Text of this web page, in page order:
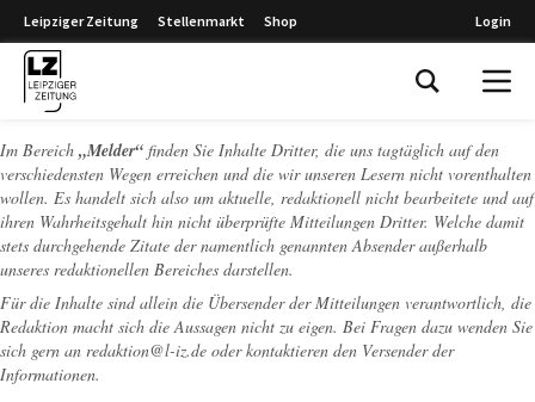
Leipziger Zeitung Stellenmarkt Shop Login
Im Bereich „Melder“ finden Sie Inhalte Dritter, die uns tagtäglich auf den
verschiedensten Wegen erreichen und die wir unseren Lesern nicht vorenthalten
wollen. Es handelt sich also um aktuelle, redaktionell nicht bearbeitete und auf
ihren Wahrheitsgehalt hin nicht überprüfte Mitteilungen Dritter. Welche damit
stets durchgehende Zitate der namentlich genannten Absender außerhalb
unseres redaktionellen Bereiches darstellen.
Für die Inhalte sind allein die Übersender der Mitteilungen verantwortlich, die
Redaktion macht sich die Aussagen nicht zu eigen. Bei Fragen dazu wenden Sie
sich gern an redaktion@l-iz.de oder kontaktieren den Versender der
Informationen.